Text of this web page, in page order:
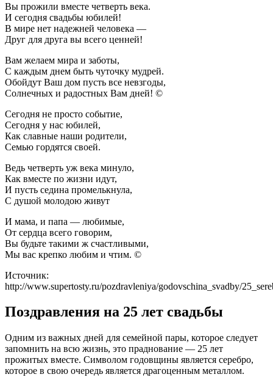
Вы прожили вместе четверть века.
И сегодня свадьбы юбилей!
В мире нет надежней человека —
Друг для друга вы всего ценней!
Вам желаем мира и заботы,
С каждым днем быть чуточку мудрей.
Обойдут Ваш дом пусть все невзгоды,
Солнечных и радостных Вам дней! ©
Сегодня не просто событие,
Сегодня у нас юбилей,
Как славные наши родители,
Семью гордятся своей.
Ведь четверть уж века минуло,
Как вместе по жизни идут,
И пусть седина промелькнула,
С душой молодою живут
И мама, и папа — любимые,
От сердца всего говорим,
Вы будьте такими ж счастливыми,
Мы вас крепко любим и чтим. ©
Источник:
http://www.supertosty.ru/pozdravleniya/godovschina_svadby/
Поздравления на 25 лет свадьбы
Одним из важных дней для семейной пары, которое следует
запомнить на всю жизнь, это праднование — 25 лет
прожитых вместе. Символом годовщины является серебро,
которое в свою очередь является драгоценным металлом.